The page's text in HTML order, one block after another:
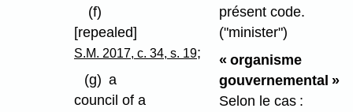
(f)
[repealed]
S.M. 2017, c. 34, s. 19;
(g) a
council of a
présent code.
("minister")
« organisme
gouvernemental »
Selon le cas :